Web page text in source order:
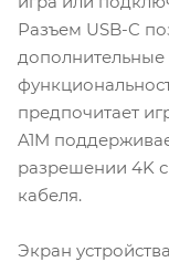
Разъем USB-C
дополнительные
предпочитает
A1M
разрешении 4K
кабеля.
Экран